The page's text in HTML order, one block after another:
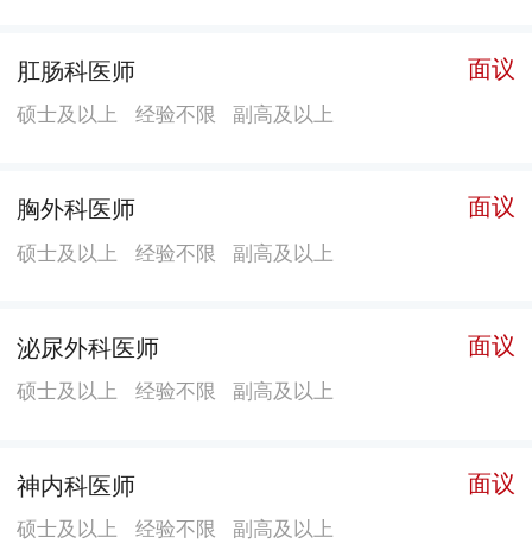
肿瘤摘除手术、全髋置换手术、断指再植、巨大肝癌切
扫术等重大手术；具有肝胆、泌尿、肛肠、神经、脊
泌、呼吸及肾内科，重症医学、中医、蛇伤等特色专
科。 医院实现绩效分配制度，计算机信息化管理，拥有
家”、“省级平安医院”、“省级文明医院”、“省级绿色医
院”、 “市诚信医院”、“市文明单位”等荣誉称号。 长风破
服务水平更优质、医疗技术更先进、服务功能更完善、
就医环境更舒适、安全保障更有效、管理水平更高超、
肛肠科医师 面议
硕士及以上 经验不限 副高及以上
胸外科医师 面议
硕士及以上 经验不限 副高及以上
泌尿外科医师 面议
硕士及以上 经验不限 副高及以上
神内科医师 面议
硕士及以上 经验不限 副高及以上